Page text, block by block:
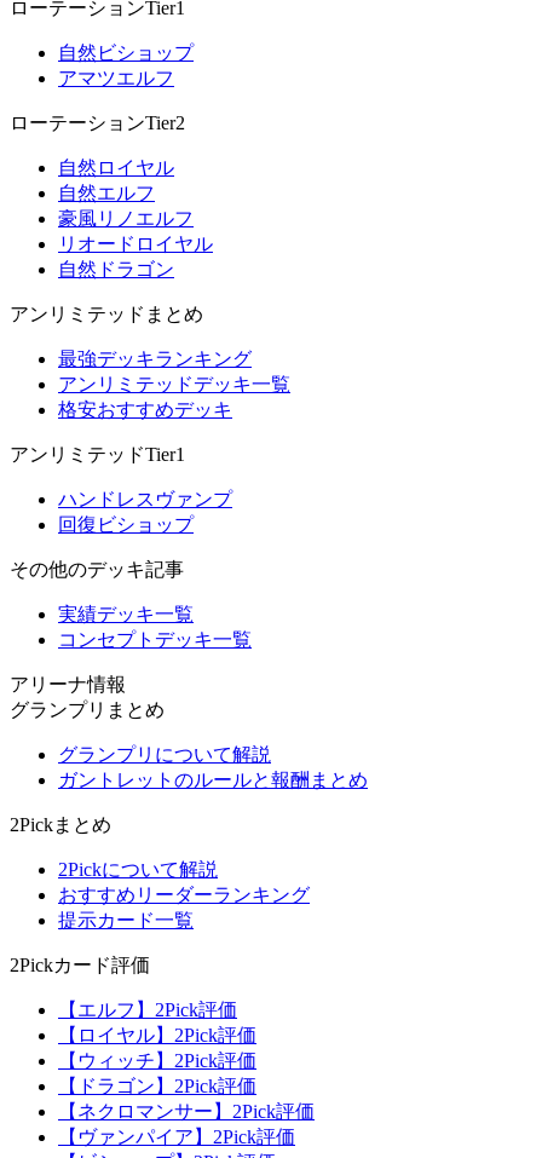
ローテーションTier1
自然ビショップ
アマツエルフ
ローテーションTier2
自然ロイヤル
自然エルフ
豪風リノエルフ
リオードロイヤル
自然ドラゴン
アンリミテッドまとめ
最強デッキランキング
アンリミテッドデッキ一覧
格安おすすめデッキ
アンリミテッドTier1
ハンドレスヴァンプ
回復ビショップ
その他のデッキ記事
実績デッキ一覧
コンセプトデッキ一覧
アリーナ情報
グランプリまとめ
グランプリについて解説
ガントレットのルールと報酬まとめ
2Pickまとめ
2Pickについて解説
おすすめリーダーランキング
提示カード一覧
2Pickカード評価
【エルフ】2Pick評価
【ロイヤル】2Pick評価
【ウィッチ】2Pick評価
【ドラゴン】2Pick評価
【ネクロマンサー】2Pick評価
【ヴァンパイア】2Pick評価